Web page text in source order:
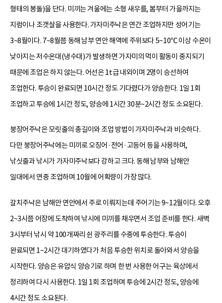
형태의 봉돌)을 단다. 미끼는 겨울에는 소형 새우를, 봄부터 가을까지는
지렁이나 조갯살을 사용한다. 가자미주낙은 연간 조업하지만 성어기는
3~8월이다. 7~8월쯤 동해 남부 연안 해역에 주위보다 5~10℃ 이상 수온이
낮아지는 저수온대(냉수대)가 발생하면 가자미의 먹이 활동이 중지되기
때문에 조업은 하지 않는다. 어선은 1t급 내외이며 2명이 승선하여
조업한다. 투승이 완료되면 10시간 정도 기다렸다가 양승한다. 1일 1회
조업하고 투승에 1시간 정도, 양승에 1시간 30분~2시간 정도 소요된다.
붕장어주낙은 모릿줄의 총길이와 조업 방법이 가자미주낙과 비슷하다.
다만 붕장어주낙에는 미끼로 오징어·전어·고등어 등을 사용하며,
낚싯줄과 낚시가 가자미주낙보다 강하고 크다. 동해 남부와 남해안
일대에서 연중 조업하며 10월에 어획량이 가장 많다.
갈치주낙은 남해안 연안에서 주로 이뤄지는데 주어기는 9~12월이다. 오후
2~3시쯤 어장에 도착하여 낚시에 미끼를 채우면서 조업 준비를 한다. 새벽
3시부터 낚시 약 100개짜리 쉰 광주리를 수중에 투승한다. 투승이
완료되면 1~2시간 대기하였다가 처음 투승한 위치로 돌아와서 양승을
시작한다. 양승은 유압식 양승기로 하며 한 번 사용한 어구는 육상에서
정리하여 다시 사용한다. 1일 1회 조업하며 투승에 2시간 정도, 양승에
4시간 정도 소요된다.